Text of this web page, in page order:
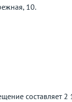
10.
составляет